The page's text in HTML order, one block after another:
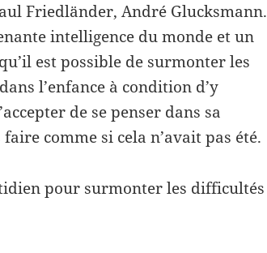
Friedländer, André Glucksmann.
intelligence du monde et un
est possible de surmonter les
l’enfance à condition d’y
de se penser dans sa
comme si cela n’avait pas été.
pour surmonter les difficultés